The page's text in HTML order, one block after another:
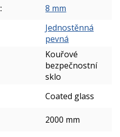
: 8 mm
Jednostěnná
pevná
Kouřové
bezpečnostní
sklo
Coated glass
2000 mm